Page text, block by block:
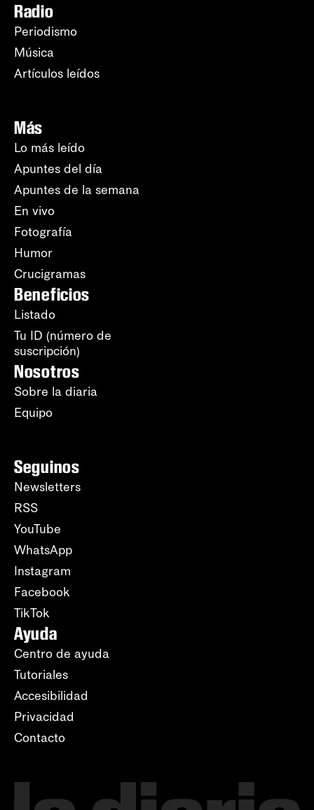
Radio
Periodismo
Música
Artículos leídos
Más
Lo más leído
Apuntes del día
Apuntes de la semana
En vivo
Fotografía
Humor
Crucigramas
Beneficios
Listado
Tu ID (número de
suscripción)
Nosotros
Sobre la diaria
Equipo
Seguinos
Newsletters
RSS
YouTube
WhatsApp
Instagram
Facebook
TikTok
Ayuda
Centro de ayuda
Tutoriales
Accesibilidad
Privacidad
Contacto